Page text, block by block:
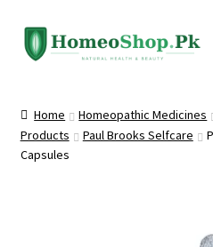
Skip
to
Skip
to
Shop All
Home Homeopathic Medicines
Products
Paul Brooks Selfcare
Capsules